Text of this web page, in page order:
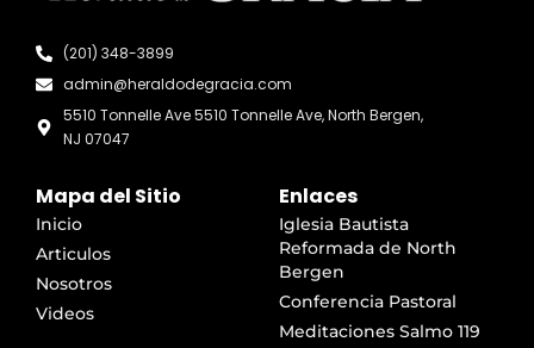
(201) 348-3899
admin@heraldodegracia.com
5510 Tonnelle Ave 5510 Tonnelle Ave, North Bergen,
NJ 07047
Mapa del Sitio
Inicio
Articulos
Nosotros
Videos
Enlaces
Iglesia Bautista
Reformada de North
Bergen
Conferencia Pastoral
Meditaciones Salmo 119